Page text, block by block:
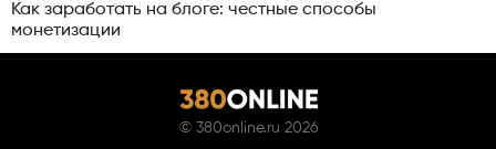
Как заработать на блоге: честные способы
монетизации
© 380online.ru 2026